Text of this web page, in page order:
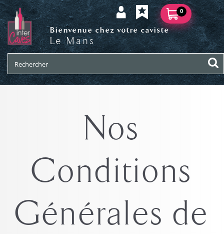
0
Bienvenue chez votre caviste
Le Mans
Nos
Conditions
Générales de